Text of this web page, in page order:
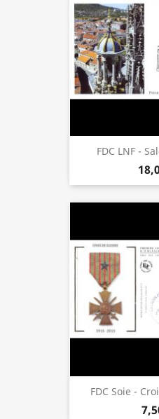
FDC LNF -
FDC Soie -